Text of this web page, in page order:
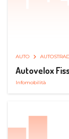
AUTO
Autovelox
Infomobilità